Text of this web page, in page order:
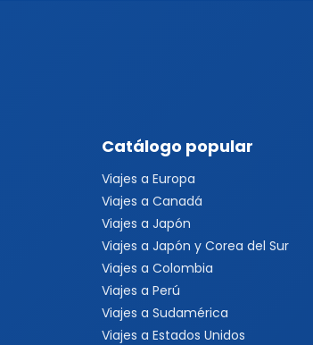
Catálogo popular
Viajes a Europa
Viajes a Canadá
Viajes a Japón
Viajes a Japón y Corea del Sur
Viajes a Colombia
Viajes a Perú
Viajes a Sudamérica
Viajes a Estados Unidos